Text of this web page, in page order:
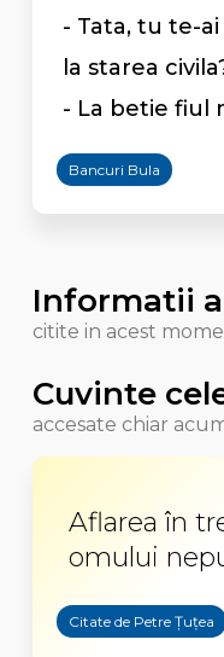
- Tata, tu te-
la starea
- La betie fiul
Bancuri Bula
Informatii
citite in acest
Cuvinte
accesate chiar
Aflarea în
omului
Citate de Petre Țuțea